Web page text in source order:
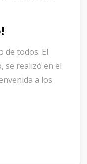
de todos. El
se realizó en el
a los